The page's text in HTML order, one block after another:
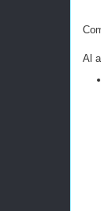
Al